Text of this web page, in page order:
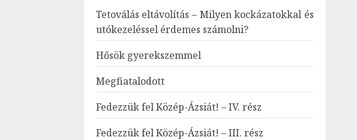
Tetoválás eltávolítás – Milyen kockázatokkal és
utókezeléssel érdemes számolni?
Hősök gyerekszemmel
Megfiatalodott
Fedezzük fel Közép-Ázsiát! – IV. rész
Fedezzük fel Közép-Ázsiát! – III. rész